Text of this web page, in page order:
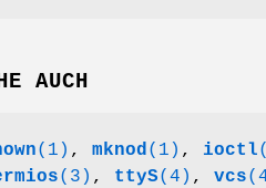
AUCH
(1) , mknod (1) , ioctl
(3) , ttyS(4) , vcs